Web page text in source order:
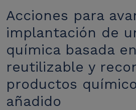
Acciones para
implantación de
química basada
reutilizable y
productos
añadido